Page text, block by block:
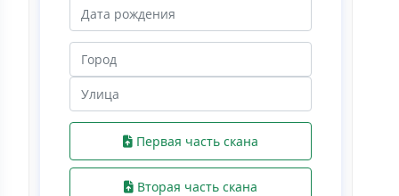
Первая часть скана
Вторая часть скана